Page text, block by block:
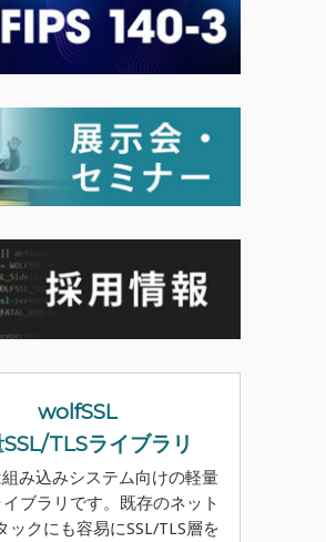
wolfSSL
TLSライブラリ
み込みシステム向けの軽量
イブラリです。既存のネット
ックにも容易にSSL/TLS層を